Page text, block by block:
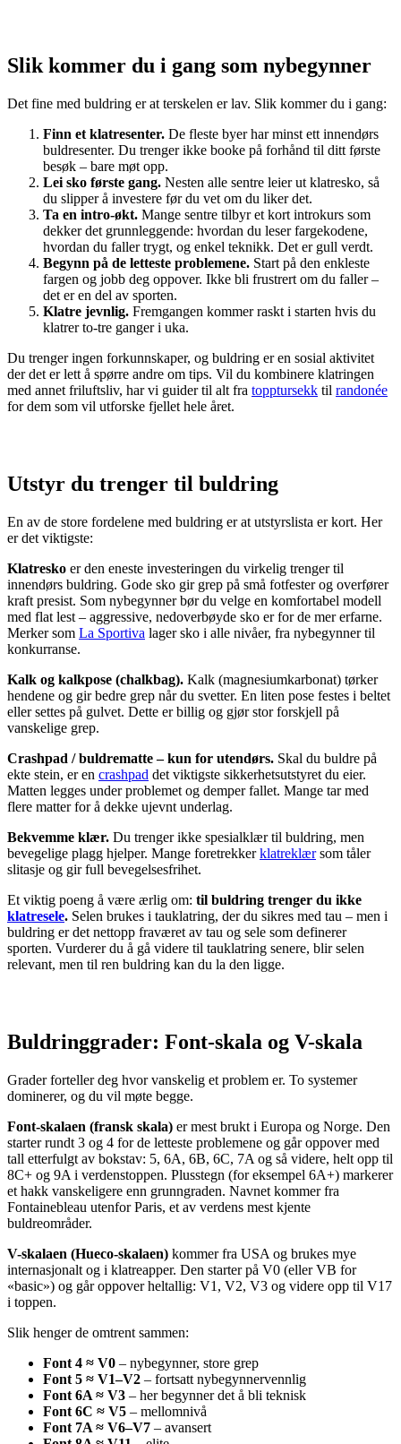
Slik kommer du i gang som nybegynner
Det fine med buldring er at terskelen er lav. Slik kommer du i gang:
Finn et klatresenter. De fleste byer har minst ett innendørs
buldresenter. Du trenger ikke booke på forhånd til ditt første
besøk – bare møt opp.
Lei sko første gang. Nesten alle sentre leier ut klatresko, så
du slipper å investere før du vet om du liker det.
Ta en intro-økt. Mange sentre tilbyr et kort introkurs som
dekker det grunnleggende: hvordan du leser fargekodene,
hvordan du faller trygt, og enkel teknikk. Det er gull verdt.
Begynn på de letteste problemene. Start på den enkleste
fargen og jobb deg oppover. Ikke bli frustrert om du faller –
det er en del av sporten.
Klatre jevnlig. Fremgangen kommer raskt i starten hvis du
klatrer to-tre ganger i uka.
Du trenger ingen forkunnskaper, og buldring er en sosial aktivitet
der det er lett å spørre andre om tips. Vil du kombinere klatringen
med annet friluftsliv, har vi guider til alt fra topptursekk til randonée
for dem som vil utforske fjellet hele året.
Utstyr du trenger til buldring
En av de store fordelene med buldring er at utstyrslista er kort. Her
er det viktigste:
Klatresko er den eneste investeringen du virkelig trenger til
innendørs buldring. Gode sko gir grep på små fotfester og overfører
kraft presist. Som nybegynner bør du velge en komfortabel modell
med flat lest – aggressive, nedoverbøyde sko er for de mer erfarne.
Merker som La Sportiva lager sko i alle nivåer, fra nybegynner til
konkurranse.
Kalk og kalkpose (chalkbag). Kalk (magnesiumkarbonat) tørker
hendene og gir bedre grep når du svetter. En liten pose festes i beltet
eller settes på gulvet. Dette er billig og gjør stor forskjell på
vanskelige grep.
Crashpad / buldrematte – kun for utendørs. Skal du buldre på
ekte stein, er en crashpad det viktigste sikkerhetsutstyret du eier.
Matten legges under problemet og demper fallet. Mange tar med
flere matter for å dekke ujevnt underlag.
Bekvemme klær. Du trenger ikke spesialklær til buldring, men
bevegelige plagg hjelper. Mange foretrekkerklatreklærsom tåler
slitasje og gir full bevegelsesfrihet.
Et viktig poeng å være ærlig om: til buldring trenger du ikke
klatresele. Selen brukes i tauklatring, der du sikres med tau – men i
buldring er det nettopp fraværet av tau og sele som definerer
sporten. Vurderer du å gå videre til tauklatring senere, blir selen
relevant, men til ren buldring kan du la den ligge.
Buldring­grader: Font-skala og V-skala
Grader forteller deg hvor vanskelig et problem er. To systemer
dominerer, og du vil møte begge.
Font-skalaen (fransk skala) er mest brukt i Europa og Norge. Den
starter rundt 3 og 4 for de letteste problemene og går oppover med
tall etterfulgt av bokstav: 5, 6A, 6B, 6C, 7A og så videre, helt opp til
8C+ og 9A i verdenstoppen. Plusstegn (for eksempel 6A+) markerer
et hakk vanskeligere enn grunngraden. Navnet kommer fra
Fontainebleau utenfor Paris, et av verdens mest kjente
buldreområder.
V-skalaen (Hueco-skalaen) kommer fra USA og brukes mye
internasjonalt og i klatreapper. Den starter på V0 (eller VB for
«basic») og går oppover heltallig: V1, V2, V3 og videre opp til V17
i toppen.
Slik henger de omtrent sammen:
Font 4 ≈ V0 – nybegynner, store grep
Font 5 ≈ V1–V2 – fortsatt nybegynnervennlig
Font 6A ≈ V3 – her begynner det å bli teknisk
Font 6C ≈ V5 – mellomnivå
Font 7A ≈ V6–V7 – avansert